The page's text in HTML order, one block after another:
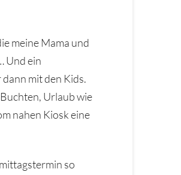
meine Mama und
Und ein
mit den Kids.
Urlaub wie
nahen Kiosk eine
so